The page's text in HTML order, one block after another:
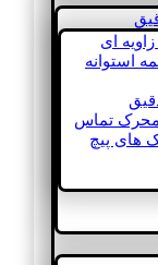
ای
استوانه
محرک تماس
های پیچ